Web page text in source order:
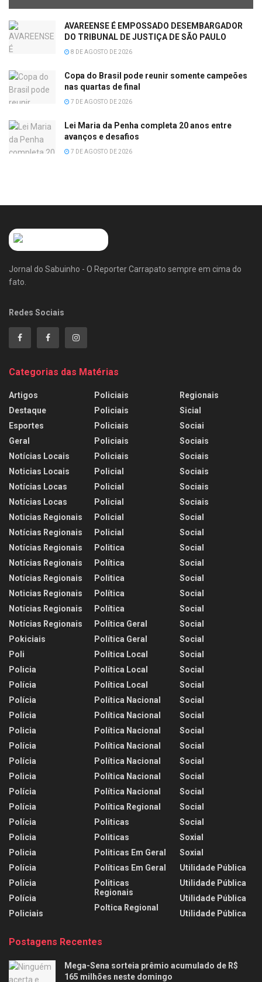
AVAREENSE É EMPOSSADO DESEMBARGADOR
DO TRIBUNAL DE JUSTIÇA DE SÃO PAULO
8 DE AGOSTO DE 2026
Copa do Brasil pode reunir somente campeões
nas quartas de final
7 DE AGOSTO DE 2026
Lei Maria da Penha completa 20 anos entre
avanços e desafios
7 DE AGOSTO DE 2026
Jornal do Sabuinho - O Reporter Carrapato sempre em cima do
fato.
Redes Sociais
Categorias das Matérias
Artigos
Destaque
Esportes
Geral
Notícias Locais
Noticias Locais
Notícias Locas
Notícias Locas
Noticias Regionais
Notícias Regionais
Notícias Regionais
Notícias Regionais
Notícias Regionais
Noticias Regionais
Notícias Regionais
Notícias Regionais
Pokiciais
Poli
Policia
Polícia
Polícia
Polícia
Policia
Polícia
Polícia
Policia
Polícia
Polícia
Polícia
Policia
Policia
Polícia
Polícia
Polícia
Policiais
Policiais
Policiais
Policiais
Policiais
Policiais
Policial
Policial
Policial
Policial
Policial
Politica
Política
Politica
Política
Política
Política Geral
Política Geral
Política Local
Política Local
Política Local
Política Nacional
Política Nacional
Política Nacional
Política Nacional
Política Nacional
Política Nacional
Política Nacional
Política Regional
Politicas
Politicas
Politicas Em Geral
Políticas Em Geral
Politicas
Regionais
Poltica Regional
Regionais
Sicial
Sociai
Sociais
Sociais
Sociais
Sociais
Sociais
Social
Social
Social
Social
Social
Social
Social
Social
Social
Social
Social
Social
Social
Social
Social
Social
Social
Social
Social
Social
Social
Soxial
Soxial
Utilidade Pública
Utilidade Pública
Utilidade Pública
Utilidade Pública
Postagens Recentes
Mega-Sena sorteia prêmio acumulado de R$
165 milhões neste domingo